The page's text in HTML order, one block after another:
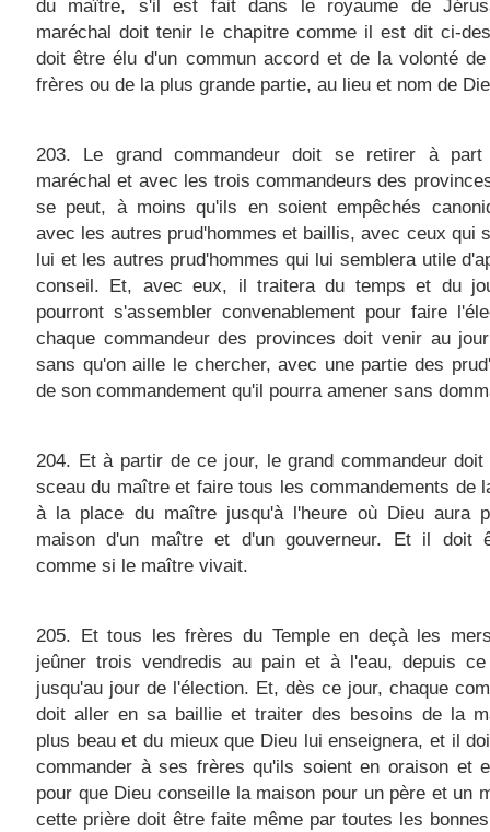
du maître, s'il est fait dans le royaume de
maréchal doit tenir le chapitre comme il est dit ci-
doit être élu d'un commun accord et de la volonté
frères ou de la plus grande partie, au lieu et nom de
203. Le grand commandeur doit se retirer à
maréchal et avec les trois commandeurs des
se peut, à moins qu'ils en soient empêchés
avec les autres prud'hommes et baillis, avec ceux qui
lui et les autres prud'hommes qui lui semblera utile
conseil. Et, avec eux, il traitera du temps et du
pourront s'assembler convenablement pour faire
chaque commandeur des provinces doit venir au
sans qu'on aille le chercher, avec une partie des
de son commandement qu'il pourra amener sans
204. Et à partir de ce jour, le grand commandeur
sceau du maître et faire tous les commandements de
à la place du maître jusqu'à l'heure où Dieu aura
maison d'un maître et d'un gouverneur. Et il doit
comme si le maître vivait.
205. Et tous les frères du Temple en deçà les
jeûner trois vendredis au pain et à l'eau, depuis ce
jusqu'au jour de l'élection. Et, dès ce jour, chaque
doit aller en sa baillie et traiter des besoins de la
plus beau et du mieux que Dieu lui enseignera, et il
commander à ses frères qu'ils soient en oraison et
pour que Dieu conseille la maison pour un père et un
cette prière doit être faite même par toutes les